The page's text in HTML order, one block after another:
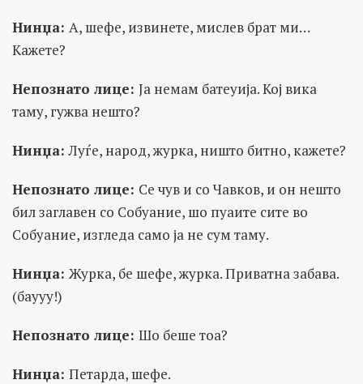
Нинџа: А, шефе, извинете, мислев брат ми…
Кажете?
Непознато лице: Ја немам батеуија. Кој вика
таму, гужва нешто?
Нинџа:Луѓе, народ, журка, ништо битно, кажете?
Непознато лице: Се чув и со Чавков, и он нешто
бил заглавен со Собуание, шо пуаите сите во
Собуание, изгледа само ја не сум таму.
Нинџа: Журка, бе шефе, журка. Приватна забава.
(баууу!)
Непознато лице: Шо беше тоа?
Нинџа: Петарда, шефе.